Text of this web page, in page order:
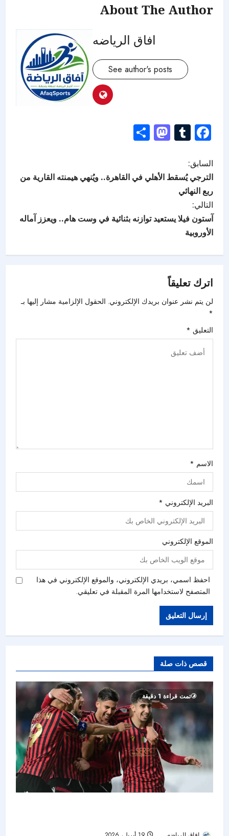
About The Author
افاق الرياضه
See author's posts
Facebook
Tumblr
Mastodon
السابق:
الترجي يُسقط الأهلي في القاهرة.. ويُنهي هيمنته القارية من
ربع النهائي
التالي:
آستون فيلا يستعيد توازنه بثنائية في وست هام.. ويعزز آماله
الأوروبية
اترك تعليقاً
لن يتم نشر عنوان بريدك الإلكتروني. الحقول الإلزامية مشار إليها بـ
*
التعليق *
الاسم *
البريد الإلكتروني *
الموقع الإلكتروني
احفظ اسمي، بريدي الإلكتروني، والموقع الإلكتروني في هذا
المتصفح لاستخدامها المرة المقبلة في تعليقي.
قصص ذات صلة
تمت قراءة 1 دقيقة